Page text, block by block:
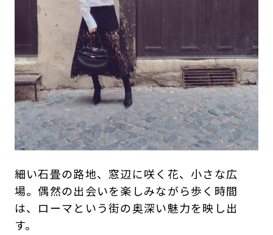
細い石畳の路地、窓辺に咲く花、小さな広
場。偶然の出会いを楽しみながら歩く時間
は、ローマという街の奥深い魅力を映し出
す。